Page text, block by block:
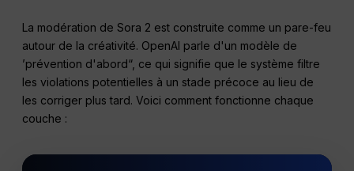
La modération de Sora 2 est construite comme un pare-feu
autour de la créativité. OpenAI parle d'un modèle de
’prévention d'abord“, ce qui signifie que le système filtre
les violations potentielles à un stade précoce au lieu de
les corriger plus tard. Voici comment fonctionne chaque
couche :